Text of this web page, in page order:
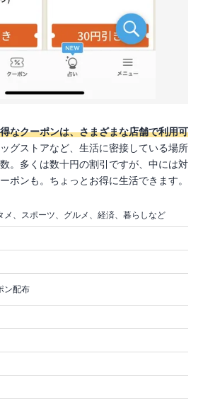
なクーポンは、さまざまな店舗で利用可
グストアなど、生活に密接している場所
。多くは数十円の割引ですが、中には対
ポンも。ちょっとお得に生活できます。
メ、スポーツ、グルメ、経済、暮らしなど
ン配布